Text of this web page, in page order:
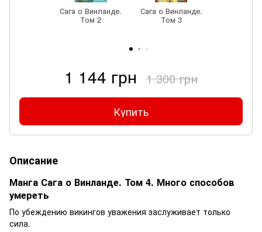
Сага о Винланде.
Том 2
Сага о Винланде.
Том 3
1 144 грн 1 300 грн
Купить
Описание
Манга Сага о Винланде. Том 4. Много способов
умереть
По убеждению викингов уважения заслуживает только
сила.